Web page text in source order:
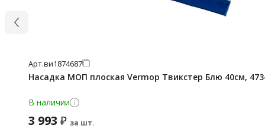
Арт.ви1874687
Насадка МОП плоская Vermop Твикстер Блю 40см,
В наличии
3 993 ₽ за шт.